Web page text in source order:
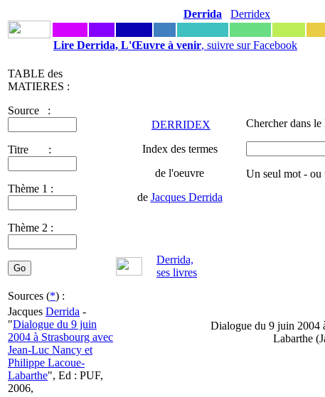
Derrida Derridex
Lire Derrida, L'Œuvre à venir, suivre sur Facebook
TABLE des
MATIERES :
Source :
Titre :
Thème 1 :
Thème 2 :
DERRIDEX
Index des termes
de l'oeuvre
de Jacques Derrida
Chercher dans
Un seul mot - ou
Derrida,
ses livres
Sources (*) :
Jacques Derrida -
"Dialogue du 9 juin
2004 à Strasbourg avec
Jean-Luc Nancy et
Philippe Lacoue-
Labarthe", Ed : PUF,
2006,
Dialogue du 9 juin 2004
Labarthe